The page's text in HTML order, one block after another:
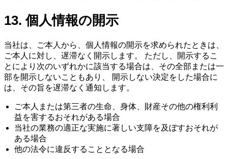
13. 個人情報の開示
当社は、ご本人から、個人情報の開示を求められたときは、
ご本人に対し、遅滞なく開示します。 ただし、開示するこ
とにより次のいずれかに該当する場合は、その全部または一
部を開示しないこともあり、 開示しない決定をした場合に
は、その旨を遅滞なく通知します。
ご本人または第三者の生命、身体、財産その他の権利利
益を害するおそれがある場合
当社の業務の適正な実施に著しい支障を及ぼすおそれが
ある場合
他の法令に違反することとなる場合